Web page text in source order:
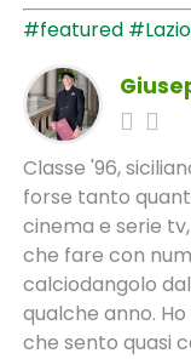
#featured #Lazio
Classe '96,
forse tanto
cinema e serie
che fare con
calciodangolo
qualche anno.
che sento quasi